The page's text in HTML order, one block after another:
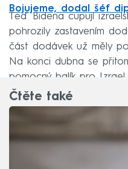
Bojujeme, dodal šéf
Teď Bidena cupují
pohrozily zastavením
část dodávek už měly
Na konci dubna se
pomocný balík pro Izrael.
Čtěte také